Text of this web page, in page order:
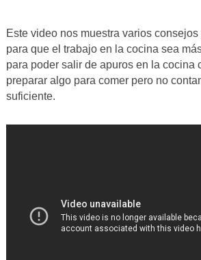
Este video nos muestra varios
para que el trabajo en la cocina sea
para poder salir de apuros en la cocina
preparar algo para comer pero no
suficiente.